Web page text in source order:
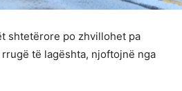
shtetërore po zhvillohet pa
të lagështa, njoftojnë nga